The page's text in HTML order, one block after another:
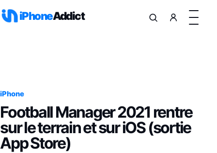
iPhoneAddict
iPhone
Football Manager 2021 rentre
sur le terrain et sur iOS (sortie
App Store)